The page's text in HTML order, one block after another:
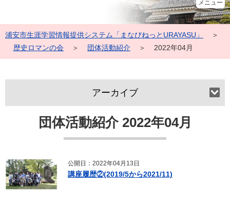
メニュー
浦安市生涯学習情報提供システム「まなびねっとURAYASU」
＞
歴史ロマンの会
＞ 団体活動紹介 ＞ 2022年04月
団体活動紹介 2022年04月
公開日：2022年04月13日
講座履歴②(2019/5から2021/11)
アーカイブ